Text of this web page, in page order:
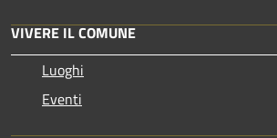
VIVERE IL COMUNE
Luoghi
Eventi